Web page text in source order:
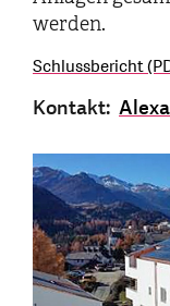
werden.
Schlussbericht
Kontakt: